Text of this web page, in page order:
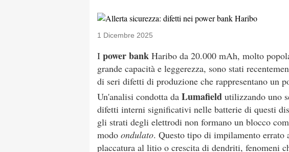
1 Dicembre 2025
I power bank Haribo da 20.000 mAh, molto
grande capacità e leggerezza, sono stati
di seri difetti di produzione che rappresentano un
Un'analisi condotta da Lumafield utilizzando uno
difetti interni significativi nelle batterie di questi
gli strati degli elettrodi non formano un blocco
modo ondulato. Questo tipo di impilamento
placcatura al litio o crescita di dendriti, fenomeni